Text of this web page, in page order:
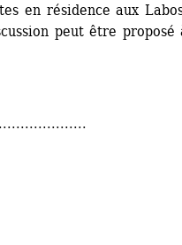
en résidence aux
peut être proposé